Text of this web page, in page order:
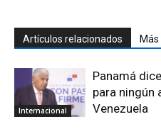
Artículos relacionados
Internacional
Panamá
para ningún
Venezuela